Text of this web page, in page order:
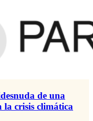
de una
la crisis climática